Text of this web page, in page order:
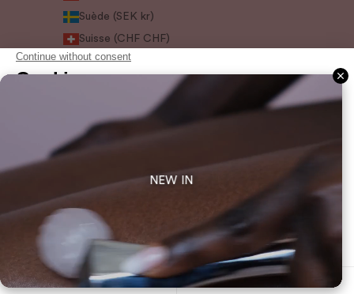
Suède (SEK kr)
Suisse (CHF CHF)
Suriname (EUR €)
Svalbard et Jan Mayen (EUR €)
Tchéquie (CZK Kč)
Ukraine (EUR €)
Uruguay (UYU $U)
© 2026 - Holidermie
NEW IN